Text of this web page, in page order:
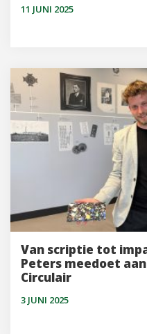
11 JUNI 2025
Van scriptie tot
Peters meedoet
Circulair
3 JUNI 2025